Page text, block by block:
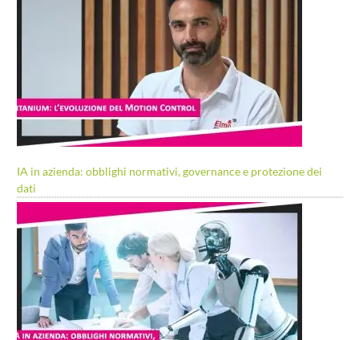
IA in azienda: obblighi normativi, governance e protezione dei
dati